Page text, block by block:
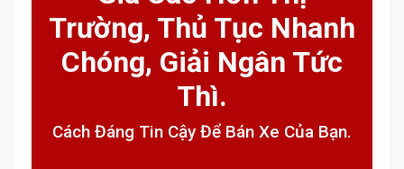
Trường, Thủ Tục Nhanh
Chóng, Giải Ngân Tức
Thì.
Cách Đáng Tin Cậy Để Bán Xe Của Bạn.